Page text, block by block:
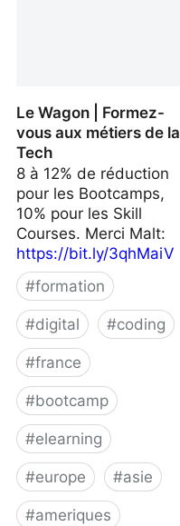
Le Wagon | Formez-
vous aux métiers de la
Tech
8 à 12% de réduction
pour les Bootcamps,
10% pour les Skill
Courses. Merci Malt:
https://bit.ly/3qhMaiV
#formation
#digital #coding
#france
#bootcamp
#elearning
#europe #asie
#ameriques